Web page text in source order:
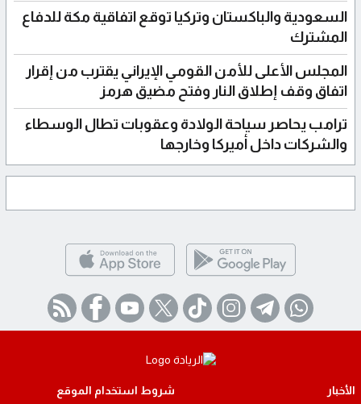
السعودية والباكستان وتركيا توقع اتفاقية مكة للدفاع
المشترك
المجلس الأعلى للأمن القومي الإيراني يقترب من إقرار
اتفاق وقف إطلاق النار وفتح مضيق هرمز
ترامب يحاصر سياحة الولادة وعقوبات تطال الوسطاء
والشركات داخل أميركا وخارجها
الأخبار شروط استخدام الموقع